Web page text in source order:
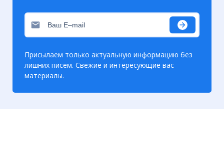
Схематическая карта маршрута
Присылаем только актуальную информацию без
лишних писем. Свежие и интересующие вас
материалы.